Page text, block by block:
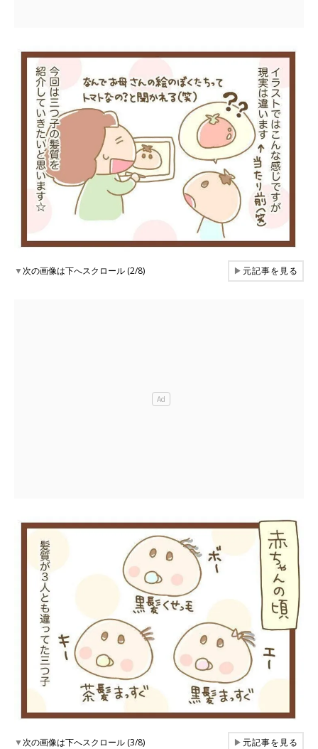
▼次の画像は下へスクロール (2/8) ▶元記事を見る
▼次の画像は下へスクロール (3/8) ▶元記事を見る